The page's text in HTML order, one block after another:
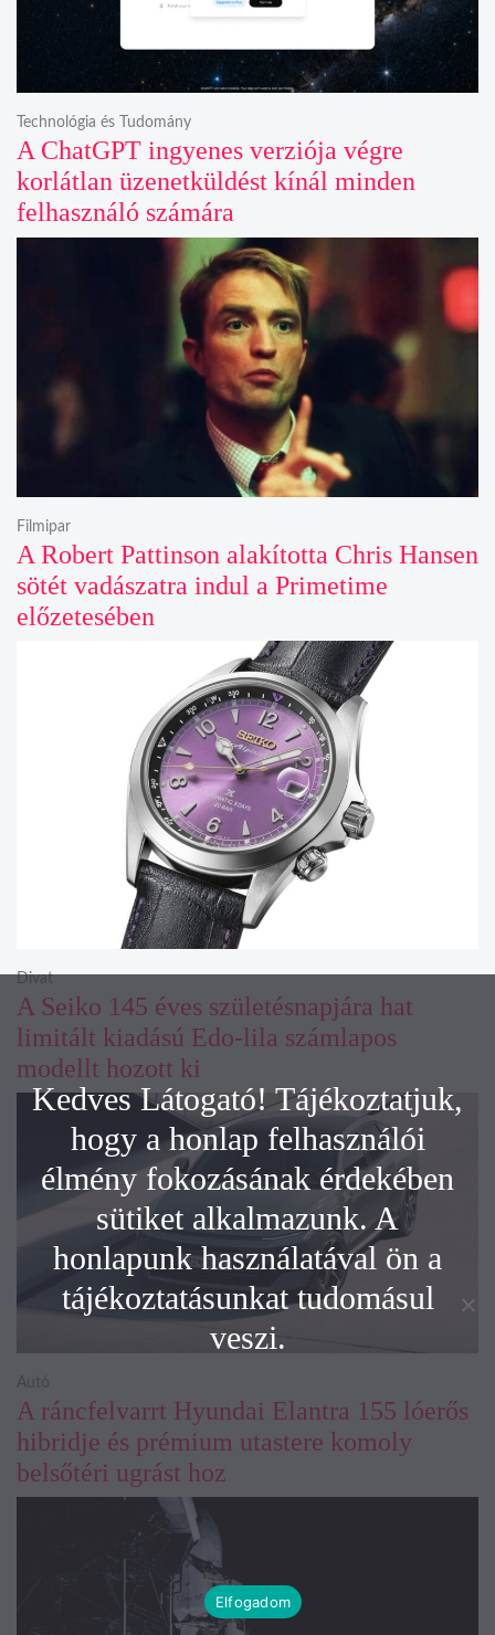
A ChatGPT ingyenes verziója végre
korlátlan üzenetküldést kínál minden
felhasználó számára
Technológia és Tudomány
A Robert Pattinson alakította Chris Hansen
sötét vadászatra indul a Primetime
előzetesében
Filmipar
A Seiko 145 éves születésnapjára hat
limitált kiadású Edo-lila számlapos
modellt hozott ki
Divat
A ráncfelvarrt Hyundai Elantra 155 lóerős
hibridje és prémium utastere komoly
belsőtéri ugrást hoz
Autó
Kedves Látogató! Tájékoztatjuk,
hogy a honlap felhasználói
élmény fokozásának érdekében
sütiket alkalmazunk. A
honlapunk használatával ön a
tájékoztatásunkat tudomásul
veszi.
Elfogadom